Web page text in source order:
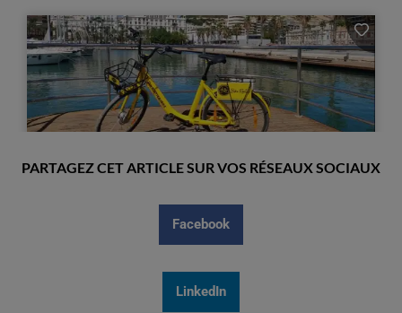
PARTAGEZ CET ARTICLE SUR VOS RÉSEAUX SOCIAUX
Facebook
LinkedIn